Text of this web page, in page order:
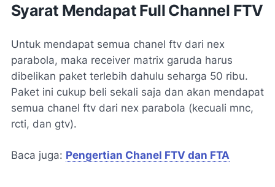
Syarat Mendapat Full Channel FTV
Untuk mendapat semua chanel ftv dari nex
parabola, maka receiver matrix garuda harus
dibelikan paket terlebih dahulu seharga 50 ribu.
Paket ini cukup beli sekali saja dan akan mendapat
semua chanel ftv dari nex parabola (kecuali mnc,
rcti, dan gtv).
Baca juga: Pengertian Chanel FTV dan FTA